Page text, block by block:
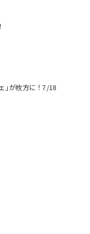
｣が枚方に！7/18